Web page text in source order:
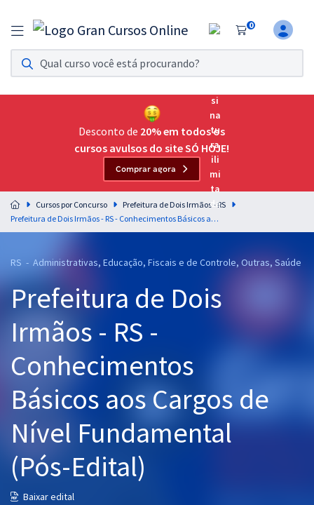
0
Assinatura Ilimitada 11
Acesso a todos os cursos. Teste grátis por 7 dias!
Assinatura OAB Até Passar
Acesso ilimitado a toda preparação para o Exame da
Residências Multiprofissionais
Preparação completa e intensiva para as principais
residências em saúde do Brasil
Cursos 20% OFF
Pós
Graduação
OAB
Mentorias
Questões grátis
Desconto de 20% em todos os
cursos avulsos do site SÓ HOJE!
Comprar agora
Cursos por Concurso
Prefeitura de Dois Irmãos - RS
Prefeitura de Dois Irmãos - RS - Conhecimentos Básicos aos Cargos de Nível Fundamental (Pós-Edital)
RS - Administrativas, Educação, Fiscais e de Controle, Outras, Saúde
Prefeitura de Dois
Irmãos - RS -
Conhecimentos
Básicos aos Cargos de
Nível Fundamental
(Pós-Edital)
Baixar edital